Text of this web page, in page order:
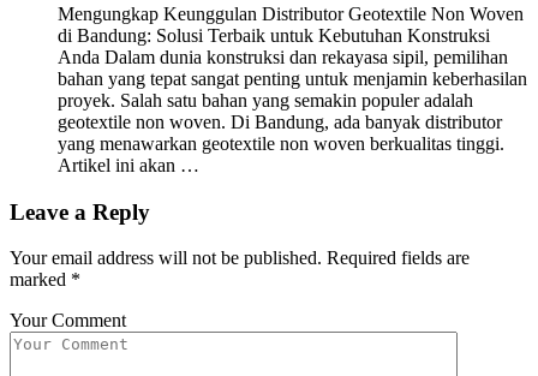
Mengungkap Keunggulan Distributor Geotextile Non Woven
di Bandung: Solusi Terbaik untuk Kebutuhan Konstruksi
Anda Dalam dunia konstruksi dan rekayasa sipil, pemilihan
bahan yang tepat sangat penting untuk menjamin keberhasilan
proyek. Salah satu bahan yang semakin populer adalah
geotextile non woven. Di Bandung, ada banyak distributor
yang menawarkan geotextile non woven berkualitas tinggi.
Artikel ini akan …
Leave a Reply
Your email address will not be published. Required fields are
marked *
Your Comment